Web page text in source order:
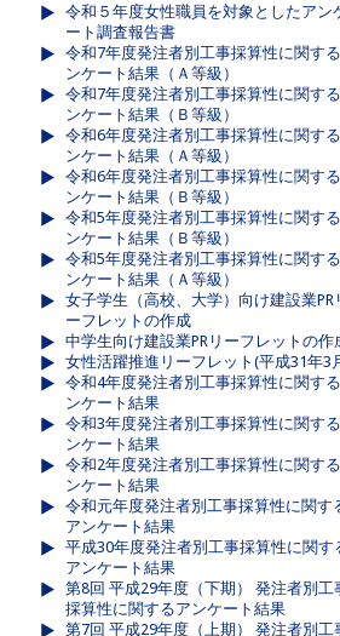
令和５年度女性職員を対象としたアン
ート調査報告書
令和7年度発注者別工事採算性に関す
ンケート結果（Ａ等級）
令和7年度発注者別工事採算性に関す
ンケート結果（Ｂ等級）
令和6年度発注者別工事採算性に関す
ンケート結果（Ａ等級）
令和6年度発注者別工事採算性に関す
ンケート結果（Ｂ等級）
令和5年度発注者別工事採算性に関す
ンケート結果（Ｂ等級）
令和5年度発注者別工事採算性に関す
ンケート結果（Ａ等級）
女子学生（高校、大学）向け建設業PR
ーフレットの作成
中学生向け建設業PRリーフレットの作
女性活躍推進リーフレット(平成31年3
令和4年度発注者別工事採算性に関す
ンケート結果
令和3年度発注者別工事採算性に関す
ンケート結果
令和2年度発注者別工事採算性に関す
ンケート結果
令和元年度発注者別工事採算性に関す
アンケート結果
平成30年度発注者別工事採算性に関す
アンケート結果
第8回 平成29年度（下期） 発注者別工
採算性に関するアンケート結果
第7回 平成29年度（上期） 発注者別工